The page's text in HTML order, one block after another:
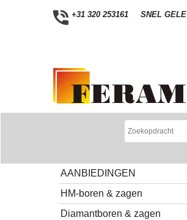
+31 320 253161 SNEL
AANBIEDINGEN
HM-boren & zagen
Diamantboren & zagen